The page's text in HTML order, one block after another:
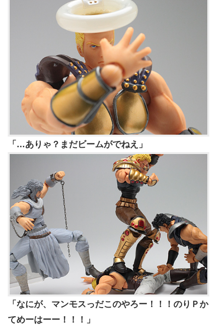
「…ありゃ？まだビームがでねえ」
「なにが、マンモスっだこのやろー！！！のりＰか
てめーはーー！！！」